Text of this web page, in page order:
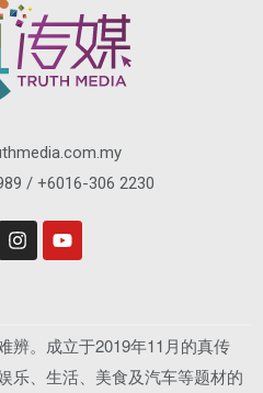
/ +6016-306 2230
辨。成立于2019年11月的真传
乐、生活、美食及汽车等题材的